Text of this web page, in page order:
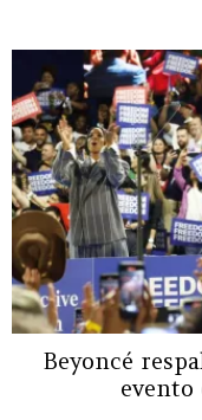
Beyoncé
evento